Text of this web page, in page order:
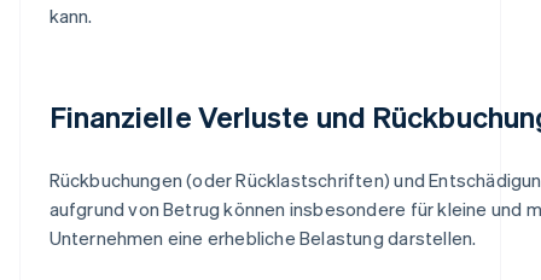
kann.
Finanzielle Verluste und
Rückbuchungen (oder Rücklastschriften) und
aufgrund von Betrug können insbesondere für kleine und
Unternehmen eine erhebliche Belastung darstellen.